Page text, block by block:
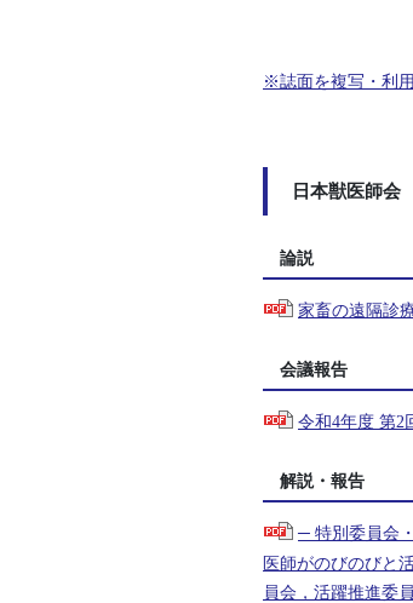
※誌面を複写・利
日本獣医師会
論説
家畜の遠隔診
会議報告
令和4年度 第2
解説・報告
─ 特別委員会
医師がのびのびと
員会，活躍推進委